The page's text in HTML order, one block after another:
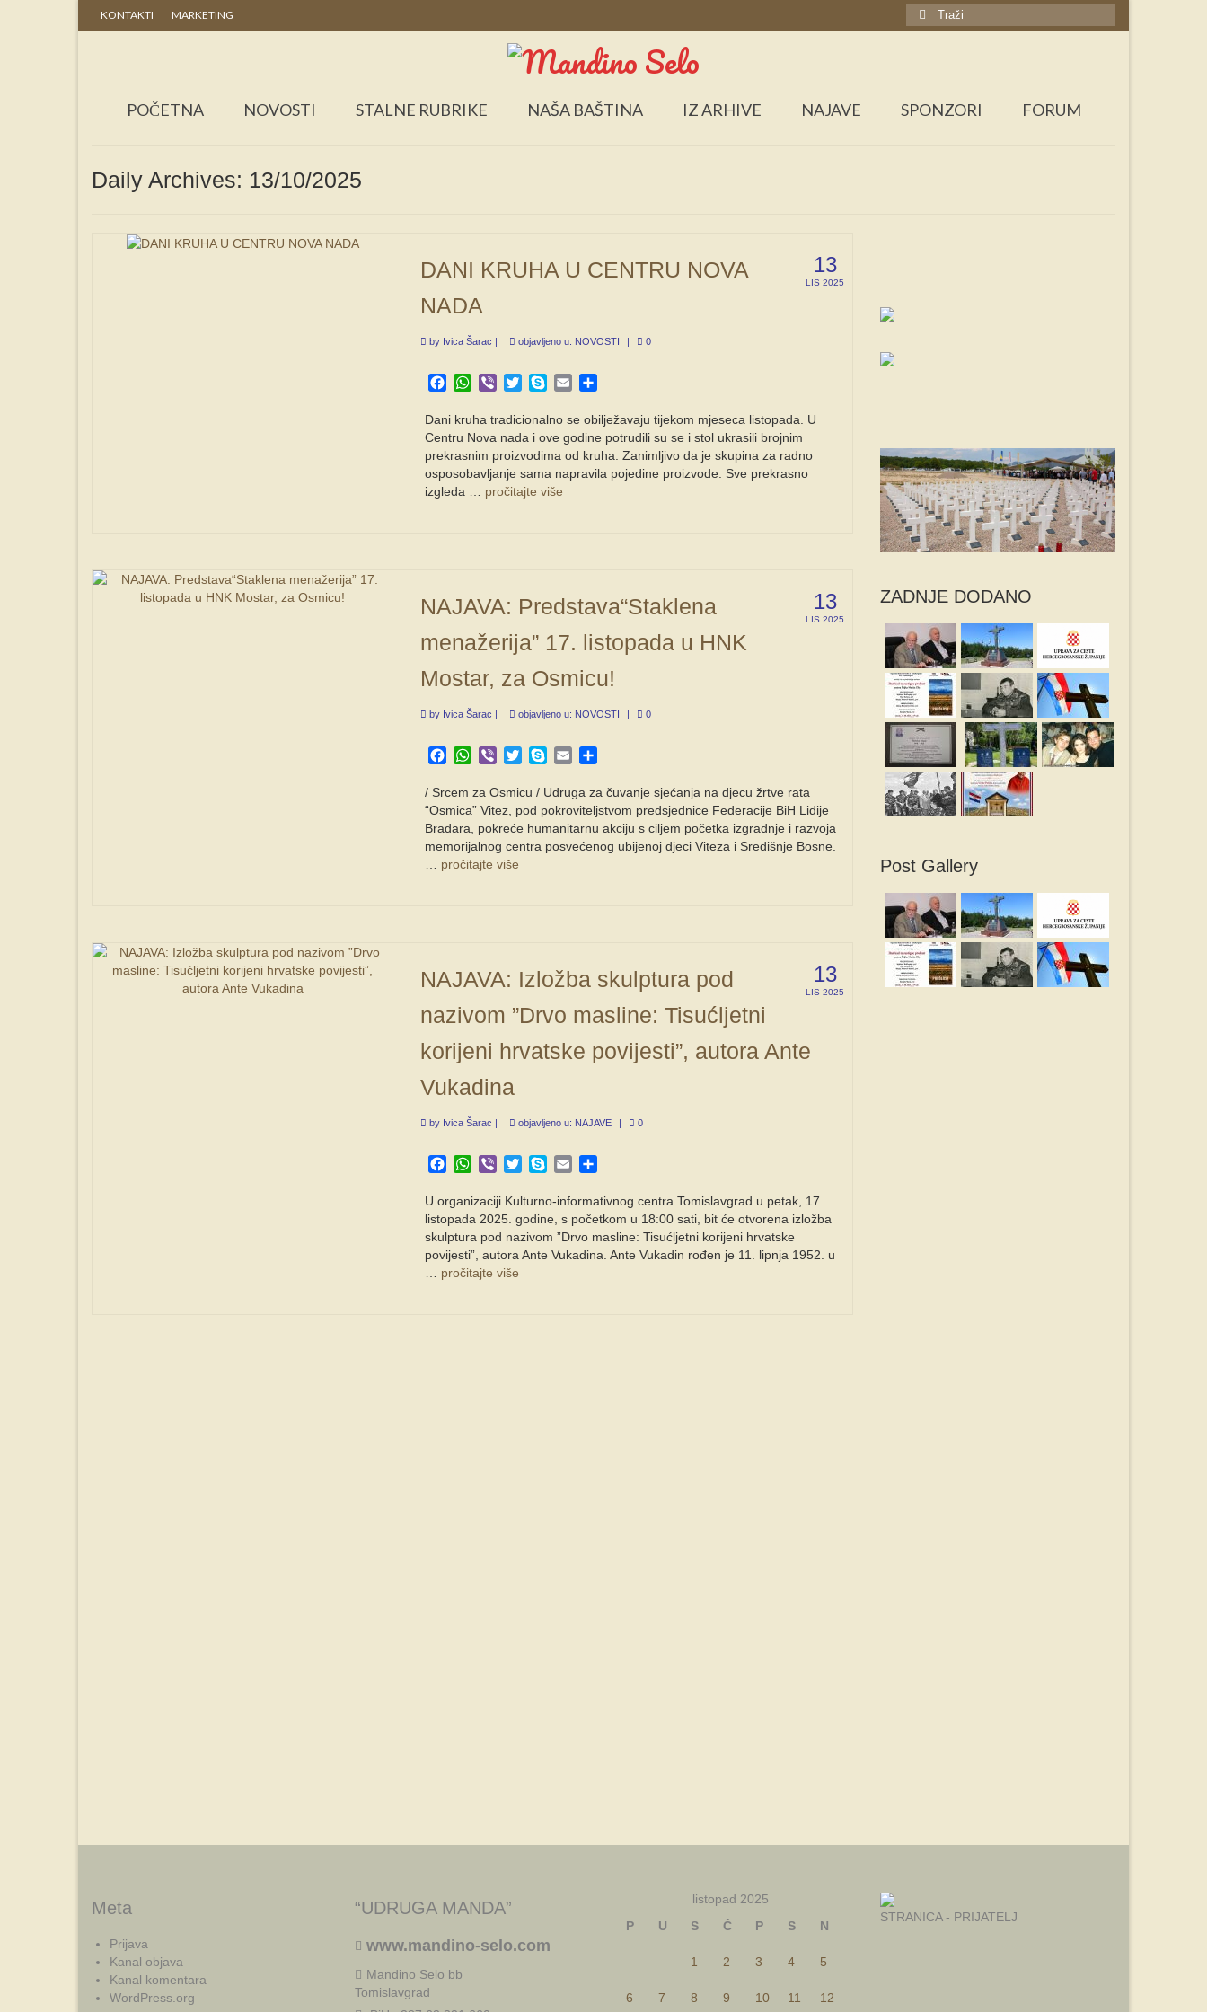
KONTAKTI MARKETING
Search
for:
POČETNA NOVOSTI STALNE RUBRIKE NAŠA BAŠTINA IZ ARHIVE NAJAVE SPONZORI FORUM
Daily Archives: 13/10/2025
13
LIS 2025
DANI KRUHA U CENTRU NOVA
NADA
by Ivica Šarac | objavljeno u: NOVOSTI | 0
Facebook
WhatsApp
Viber TwitterSkypeEmail
Dani kruha tradicionalno se obilježavaju tijekom mjeseca listopada. U
Centru Nova nada i ove godine potrudili su se i stol ukrasili brojnim
prekrasnim proizvodima od kruha. Zanimljivo da je skupina za radno
osposobavljanje sama napravila pojedine proizvode. Sve prekrasno
izgleda … pročitajte više
13
LIS 2025
NAJAVA: Predstava“Staklena
menažerija” 17. listopada u HNK
Mostar, za Osmicu!
by Ivica Šarac | objavljeno u: NOVOSTI | 0
Facebook
WhatsApp
Viber TwitterSkypeEmail
/ Srcem za Osmicu / Udruga za čuvanje sjećanja na djecu žrtve rata
“Osmica” Vitez, pod pokroviteljstvom predsjednice Federacije BiH Lidije
Bradara, pokreće humanitarnu akciju s ciljem početka izgradnje i razvoja
memorijalnog centra posvećenog ubijenoj djeci Viteza i Središnje Bosne.
pročitajte više
13
LIS 2025
NAJAVA: Izložba skulptura pod
nazivom ”Drvo masline: Tisućljetni
korijeni hrvatske povijesti”, autora Ante
Vukadina
by Ivica Šarac | objavljeno u: NAJAVE | 0
Facebook
WhatsApp
Viber TwitterSkypeEmail
U organizaciji Kulturno-informativnog centra Tomislavgrad u petak, 17.
listopada 2025. godine, s početkom u 18:00 sati, bit će otvorena izložba
skulptura pod nazivom ”Drvo masline: Tisućljetni korijeni hrvatske
povijesti”, autora Ante Vukadina. Ante Vukadin rođen je 11. lipnja 1952. u
pročitajte više
ZADNJE DODANO
Post Gallery
Meta
Prijava
Kanal objava
Kanal komentara
WordPress.org
“UDRUGA MANDA”
www.mandino-selo.com
Mandino Selo bb
Tomislavgrad
listopad 2025
P
U S Č P S N
1 2 3 4 5
6 7 8 9 10 11 12
STRANICA - PRIJATELJ